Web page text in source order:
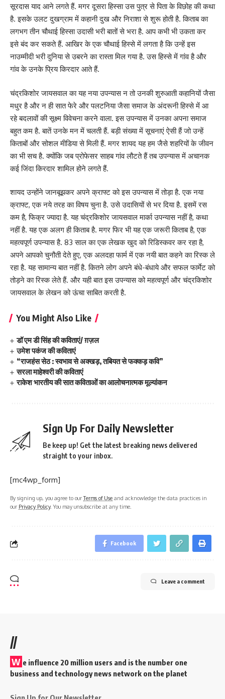
सूरदास याद आने लगते हैं. मगर दूसरा हिस्सा उस पुत्र से पिता के विछोह की कथा
है. इसके उलट दुखग्राम में कहानी दुख और निराशा से शुरू होती है. किताब का
लगभग तीन चौथाई हिस्सा उदासी भरी बातों से भरा है. आप कभी भी उकता कर
इसे बंद कर सकते हैं. आखिर के एक चौथाई हिस्से में लगता है कि उन्हें इस
नाउम्मीदी भरी दुनिया से उबरने का रास्ता मिल गया है. उस हिस्से में गांव है और
गांव के उनके प्रिय किरदार आते हैं.
चंद्रकिशोर जायसवाल का यह नया उपन्यास न तो उनकी शुरुआती कहानियों जैसा
मधुर है और न ही सात फेरे और पलटनिया जैसा समाज के अंदरूनी हिस्से में आ
रहे बदलावों की सूक्ष्म विवेचना करने वाला. इस उपन्यास में उनका अपना समाज
बहुत कम है. बातें उनके मन में चलती हैं. बड़ी संख्या में सूचनाएं ऐसी हैं जो उन्हें
किताबों और सोशल मीडिया से मिली हैं. मगर शायद यह हम जैसे शहरियों के जीवन
का भी सच है. क्योंकि जब प्रोफेसर साहब गांव लौटते हैं तब उपन्यास में अचानक
कई जिंदा किरदार शामिल होने लगते हैं.
शायद उन्होंने जानबूझकर अपने क्राफ्ट को इस उपन्यास में तोड़ा है. एक नया
क्राफ्ट, एक नये तरह का विषय चुना है. उसे उदासियों से भर दिया है. इसमें रस
कम है, फिक्र ज्यादा है. यह चंद्रकिशोर जायसवाल मार्का उपन्यास नहीं है, कथा
नहीं है. यह एक अलग ही किताब है. मगर फिर भी यह एक जरूरी किताब है, एक
महत्वपूर्ण उपन्यास है. 83 साल का एक लेखक खुद को रिडिस्कवर कर रहा है,
अपने आपको चुनौती देते हुए, एक अलदहा फार्म में एक नयी बात कहने का रिस्क ले
रहा है. यह सामान्य बात नहीं है. कितने लोग अपने बंधे-बंधाये और सफल फार्मेट को
तोड़ने का रिस्क लेते हैं. और यही बात इस उपन्यास को महत्वपूर्ण और चंद्रकिशोर
जायसवाल के लेखन को ऊंचा साबित करती है.
You Might Also Like
डॉ एम डी सिंह की कविताएं/ ग़ज़ल
उमेश पकंज की कविताएं
“राजहंस सेठ : स्वभाव से अक्खड़, तबियत से फक्कड़ कवि”
सरला माहेश्वरी की कविताएं
राकेश भारतीय की सात कविताओं का आलोचनात्मक मूल्यांकन
Sign Up For Daily Newsletter
Be keep up! Get the latest breaking news delivered
straight to your inbox.
[mc4wp_form]
By signing up, you agree to ourTerms of Use and acknowledge the data practices in
our Privacy Policy. You may unsubscribe at any time.
Facebook
Leave a comment
//
W e influence 20 million users and is the number one
business and technology news network on the planet